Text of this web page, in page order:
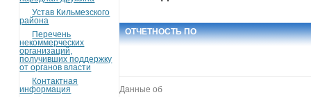
Устав Кильмезского
района
Перечень
некоммерческих
организаций,
получивших поддержку
от органов власти
Контактная
информация
ОТЧЕТНОСТЬ ПО
Данные об